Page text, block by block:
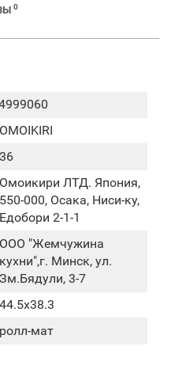
0
OMOIKIRI
36
Омоикири ЛТД. Япония,
550-000, Осака, Ниси-ку,
Едобори 2-1-1
ООО "Жемчужина
кухни",г. Минск, ул.
Зм.Бядули, 3-7
44.5х38.3
ролл-мат